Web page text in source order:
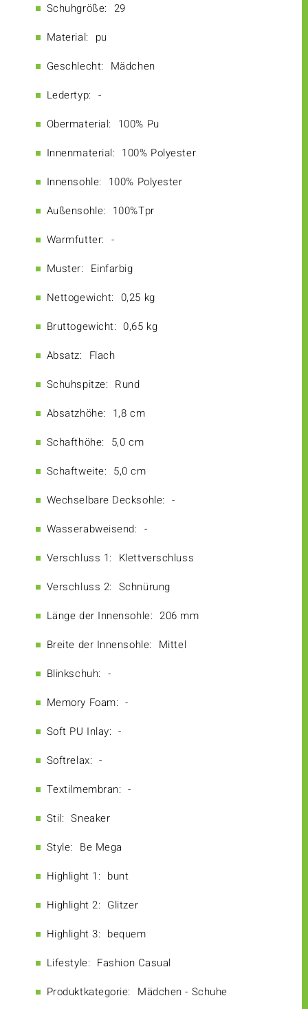
Schuhgröße: 29
Material: pu
Geschlecht: Mädchen
Ledertyp: -
Obermaterial: 100% Pu
Innenmaterial: 100% Polyester
Innensohle: 100% Polyester
Außensohle: 100%Tpr
Warmfutter: -
Muster: Einfarbig
Nettogewicht: 0,25 kg
Bruttogewicht: 0,65 kg
Absatz: Flach
Schuhspitze: Rund
Absatzhöhe: 1,8 cm
Schafthöhe: 5,0 cm
Schaftweite: 5,0 cm
Wechselbare Decksohle: -
Wasserabweisend: -
Verschluss 1: Klettverschluss
Verschluss 2: Schnürung
Länge der Innensohle: 206 mm
Breite der Innensohle: Mittel
Blinkschuh: -
Memory Foam: -
Soft PU Inlay: -
Softrelax: -
Textilmembran: -
Stil: Sneaker
Style: Be Mega
Highlight 1: bunt
Highlight 2: Glitzer
Highlight 3: bequem
Lifestyle: Fashion Casual
Produktkategorie: Mädchen - Schuhe